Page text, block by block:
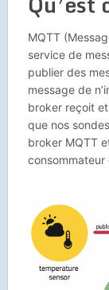
MQTT
service de
publier des
message de
broker reçoit
que nos
broker MQTT
consommateur